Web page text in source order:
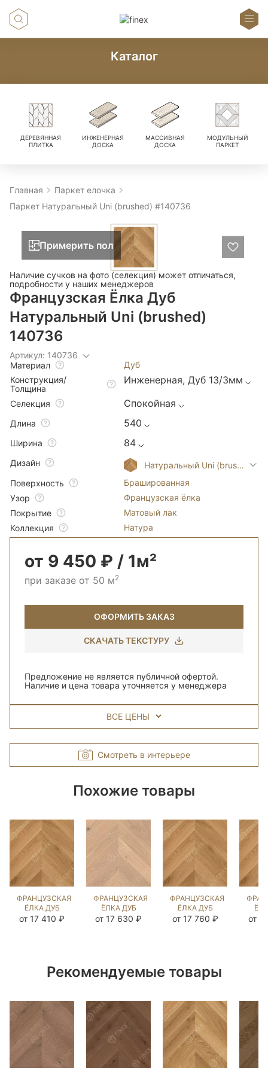
Каталог
ДЕРЕВЯННАЯ
ПЛИТКА
ИНЖЕНЕРНАЯ
ДОСКА
МАССИВНАЯ
ДОСКА
МОДУЛЬНЫЙ
ПАРКЕТ
Главная
Паркет елочка
Паркет Натуральный Uni (brushed) #140736
Примерить пол
Наличие сучков на фото (селекция) может отличаться,
подробности у наших менеджеров
Французская Ёлка Дуб
Натуральный Uni (brushed)
140736
Артикул: 140736
Материал
Дуб
Конструкция/
Толщина
Инженерная, Дуб 13/3мм
Селекция Спокойная
Длина 540
Ширина 84
Дизайн
Натуральный Uni (brushed)
Поверхность
Брашированная
Узор
Французская ёлка
Покрытие
Матовый лак
Коллекция
Натура
от 9 450 ₽ / 1м²
при заказе от 50 м2
ОФОРМИТЬ ЗАКАЗ
СКАЧАТЬ ТЕКСТУРУ
Предложение не является публичной офертой.
Наличие и цена товара уточняется у менеджера
ВСЕ ЦЕНЫ
Смотреть в интерьере
Похожие товары
ФРАНЦУЗСКАЯ
ЁЛКА ДУБ
НАТУРАЛЬНЫЙ
от 17 410 ₽
ФРАНЦУЗСКАЯ
ЁЛКА ДУБ
КАРЛАЙЛ
от 17 630 ₽
ФРАНЦУЗСКАЯ
ЁЛКА ДУБ
НАТУРАЛЬНЫЙ
от 17 760 ₽ от
Рекомендуемые товары